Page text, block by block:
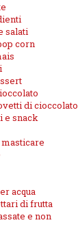
salati
corn
di cioccolato
e snack
acqua
di frutta
e non